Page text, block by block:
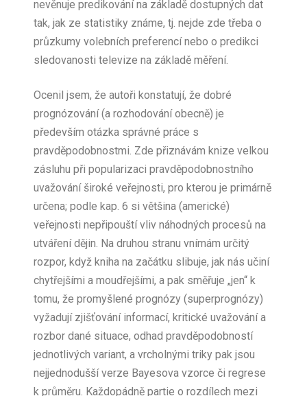
nevěnuje predikování na základě dostupných dat
tak, jak ze statistiky známe, tj. nejde zde třeba o
průzkumy volebních preferencí nebo o predikci
sledovanosti televize na základě měření.
Ocenil jsem, že autoři konstatují, že dobré
prognózování (a rozhodování obecně) je
především otázka správné práce s
pravděpodobnostmi. Zde přiznávám knize velkou
zásluhu při popularizaci pravděpodobnostního
uvažování široké veřejnosti, pro kterou je primárně
určena; podle kap. 6 si většina (americké)
veřejnosti nepřipouští vliv náhodných procesů na
utváření dějin. Na druhou stranu vnímám určitý
rozpor, když kniha na začátku slibuje, jak nás učiní
chytřejšími a moudřejšími, a pak směřuje „jen“ k
tomu, že promyšlené prognózy (superprognózy)
vyžadují zjišťování informací, kritické uvažování a
rozbor dané situace, odhad pravděpodobností
jednotlivých variant, a vrcholnými triky pak jsou
nejjednodušší verze Bayesova vzorce či regrese
k průměru. Každopádně partie o rozdílech mezi